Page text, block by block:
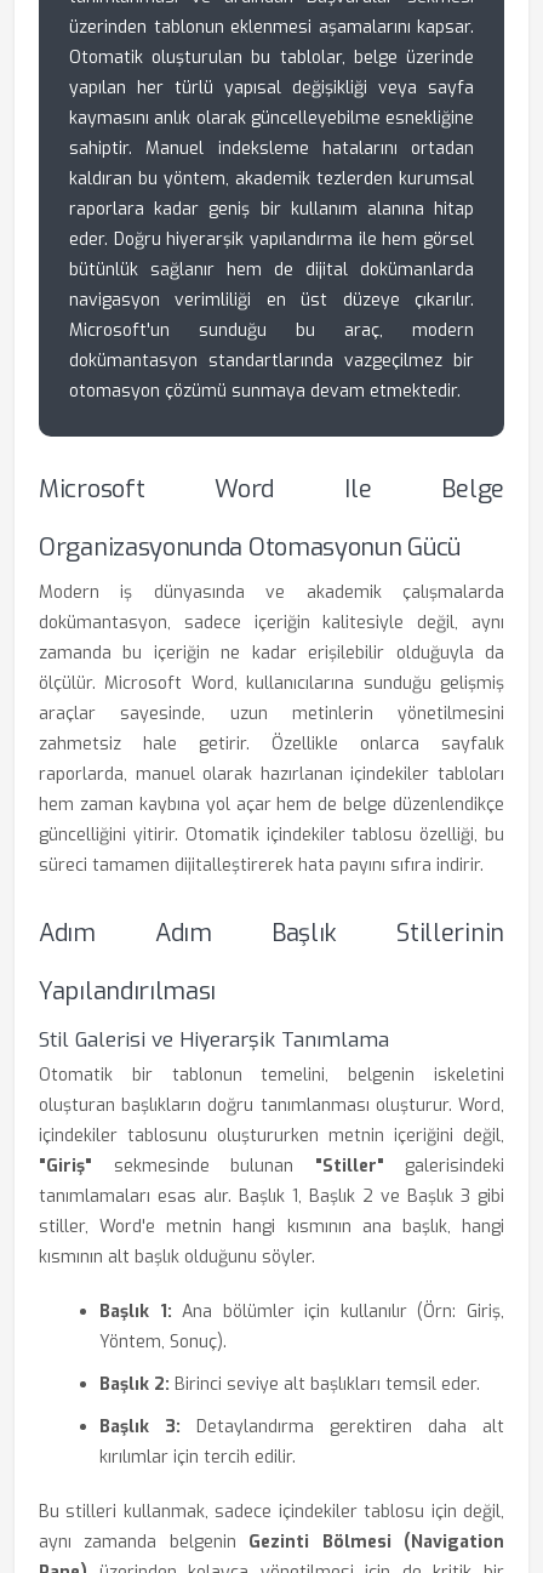
üzerinden tablonun eklenmesi aşamalarını kapsar.
Otomatik oluşturulan bu tablolar, belge üzerinde
yapılan her türlü yapısal değişikliği veya sayfa
kaymasını anlık olarak güncelleyebilme esnekliğine
sahiptir. Manuel indeksleme hatalarını ortadan
kaldıran bu yöntem, akademik tezlerden kurumsal
raporlara kadar geniş bir kullanım alanına hitap
eder. Doğru hiyerarşik yapılandırma ile hem görsel
bütünlük sağlanır hem de dijital dokümanlarda
navigasyon verimliliği en üst düzeye çıkarılır.
Microsoft'un sunduğu bu araç, modern
dokümantasyon standartlarında vazgeçilmez bir
otomasyon çözümü sunmaya devam etmektedir.
Microsoft Word Ile Belge
Organizasyonunda Otomasyonun Gücü
Modern iş dünyasında ve akademik çalışmalarda
dokümantasyon, sadece içeriğin kalitesiyle değil, aynı
zamanda bu içeriğin ne kadar erişilebilir olduğuyla da
ölçülür. Microsoft Word, kullanıcılarına sunduğu gelişmiş
araçlar sayesinde, uzun metinlerin yönetilmesini
zahmetsiz hale getirir. Özellikle onlarca sayfalık
raporlarda, manuel olarak hazırlanan içindekiler tabloları
hem zaman kaybına yol açar hem de belge düzenlendikçe
güncelliğini yitirir. Otomatik içindekiler tablosu özelliği, bu
süreci tamamen dijitalleştirerek hata payını sıfıra indirir.
Adım Adım Başlık Stillerinin
Yapılandırılması
Stil Galerisi ve Hiyerarşik Tanımlama
Otomatik bir tablonun temelini, belgenin iskeletini
oluşturan başlıkların doğru tanımlanması oluşturur. Word,
içindekiler tablosunu oluştururken metnin içeriğini değil,
"Giriş" sekmesinde bulunan "Stiller" galerisindeki
tanımlamaları esas alır. Başlık 1, Başlık 2 ve Başlık 3 gibi
stiller, Word'e metnin hangi kısmının ana başlık, hangi
kısmının alt başlık olduğunu söyler.
Başlık 1: Ana bölümler için kullanılır (Örn: Giriş,
Yöntem, Sonuç).
Başlık 2: Birinci seviye alt başlıkları temsil eder.
Başlık 3: Detaylandırma gerektiren daha alt
kırılımlar için tercih edilir.
Bu stilleri kullanmak, sadece içindekiler tablosu için değil,
aynı zamanda belgenin Gezinti Bölmesi (Navigation